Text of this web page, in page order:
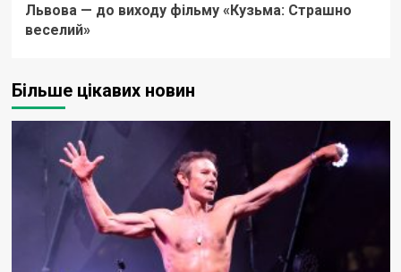
Львова — до виходу фільму «Кузьма: Страшно
веселий»
Більше цікавих новин